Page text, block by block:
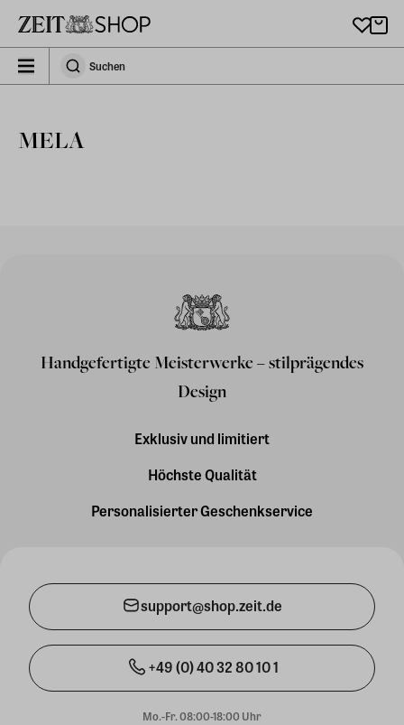
zeit_storefront.components.search.collapsed
SuchenSuchen
MELA
Handgefertigte Meisterwerke – stilprägendes
Design
Exklusiv und limitiert
Höchste Qualität
Personalisierter Geschenkservice
support@shop.zeit.de
+49 (0) 40 32 80 10 1
Mo.-Fr. 08:00-18:00 Uhr